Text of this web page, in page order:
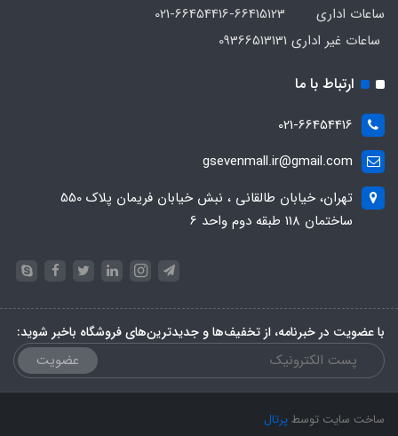
ساعات اداری 66415123-66454416-021
ساعات غیر اداری 09366513131
ارتباط با ما
021-66454416
gsevenmall.ir@gmail.com
تهران، خیابان طالقانی ، نبش خیابان فریمان پلاک 550
ساختمان 118 طبقه دوم واحد 6
با عضویت در خبرنامه، از تخفیف‌ها و جدیدترین‌های فروشگاه باخبر شوید:
عضویت
ساخت سایت توسطپرتال